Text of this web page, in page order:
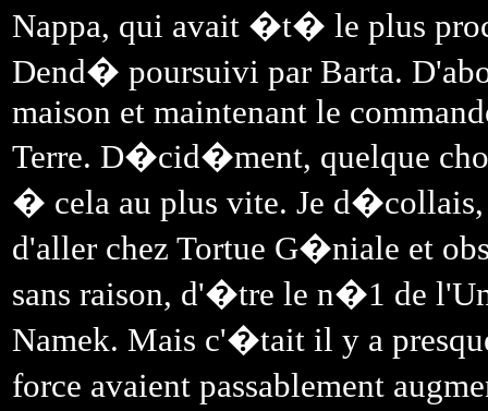
Nappa, qui avait �t� le plus
Dend� poursuivi par Barta.
maison et maintenant le
Terre. D�cid�ment, quelque
� cela au plus vite. Je
d'aller chez Tortue G�niale et
sans raison, d'�tre le n�1 de
Namek. Mais c'�tait il y a
force avaient passablement